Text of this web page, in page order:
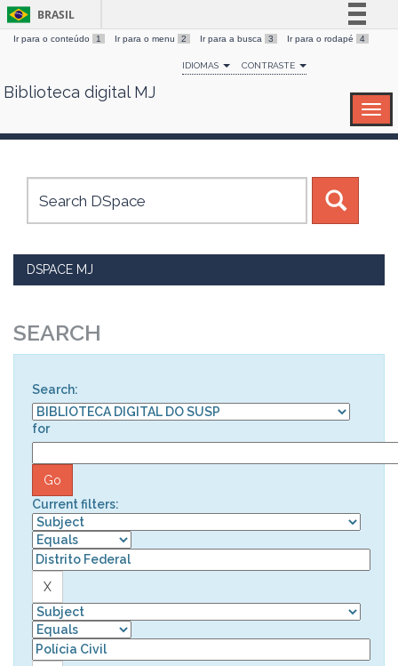
Skip
BRASIL
Simplifique!
Comunica BR
Canais
Ir para o conteúdo 1 Ir para o menu 2 Ir para a busca 3 Ir para o rodapé 4
IDIOMAS CONTRASTE
Biblioteca digital MJ
DSPACE MJ
SEARCH
Search:
for
Current filters: